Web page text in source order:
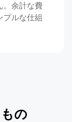
。余計な費
プルな仕組
の